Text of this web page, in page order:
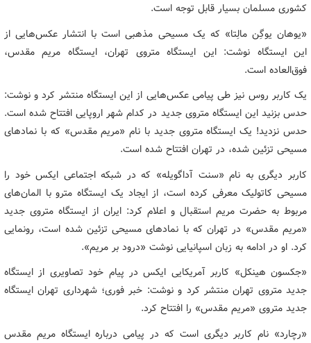
کشوری مسلمان بسیار قابل توجه است.
«یوهان یوگِن مالِتا» که یک مسیحی مذهبی است با انتشار عکس‌هایی از
این ایستگاه نوشت: این ایستگاه متروی تهران، ایستگاه مریم مقدس،
فوق‌العاده است.
یک کاربر روس نیز طی پیامی عکس‌هایی از این ایستگاه منتشر کرد و نوشت:
حدس بزنید این ایستگاه متروی جدید در کدام شهر اروپایی افتتاح شده است.
حدس نزدید! یک ایستگاه متروی جدید با نام «مریم مقدس» که با نمادهای
مسیحی تزئین شده، در تهران افتتاح شده است.
کاربر دیگری به نام «سنت آداگویله» که در شبکه اجتماعی ایکس خود را
مسیحی کاتولیک معرفی کرده است، از ایجاد یک ایستگاه مترو با المان‌های
مربوط به حضرت مریم استقبال و اعلام کرد: ایران از ایستگاه متروی جدید
«مریم مقدس» در تهران که با نمادهای مسیحی تزئین شده است، رونمایی
کرد. او در ادامه به زبان اسپانیایی نوشت «درود بر مریم».
«جکسون هینکل» کاربر آمریکایی ایکس در پیام خود تصاویری از ایستگاه
جدید متروی تهران منتشر کرد و نوشت: خبر فوری؛ شهرداری تهران ایستگاه
جدید متروی «مریم مقدس» را افتتاح کرد.
«رچارد» نام کاربر دیگری است که در پیامی درباره ایستگاه مریم مقدس